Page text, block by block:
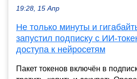
19:28, 15 Апр
Не только минуты и
запустил подписку с ИИ-
доступа к нейросетям
Пакет токенов включён в